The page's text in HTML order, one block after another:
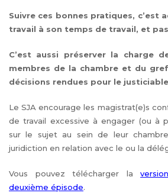
Suivre ces bonnes pratiques, c’est
travail à son temps de travail, et pas
C’est aussi préserver la charge
membres de la chambre et du
décisions rendues pour le
Le SJA encourage les magistrat(e)s
de travail excessive à engager (ou à
sur le sujet au sein de leur
juridiction en relation avec le ou la
Vous pouvez télécharger la
deuxième épisode.